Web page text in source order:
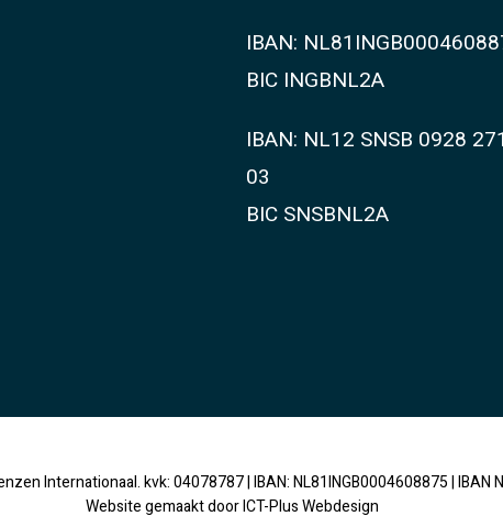
IBAN:
BIC INGBNL2A
IBAN: NL12 SNSB 0928
03
BIC SNSBNL2A
Internationaal. kvk: 04078787 | IBAN: NL81INGB0004608875 | IBAN
Website gemaakt doorICT-Plus Webdesign